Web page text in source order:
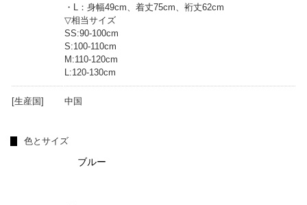
・L：身幅49cm、着丈75cm、裄丈62cm
▽相当サイズ
SS:90-100cm
S:100-110cm
M:110-120cm
L:120-130cm
[生産国] 中国
色とサイズ
ブルー